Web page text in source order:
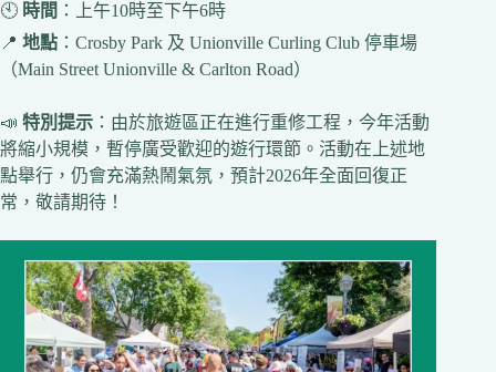
🕙 時間 ：上午10時至下午6時
📍 地點 ：Crosby Park 及 Unionville Curling Club 停車場
（Main Street Unionville & Carlton Road）
📣 特別提示 ：由於旅遊區正在進行重修工程，今年活動
將縮小規模，暫停廣受歡迎的遊行環節。活動在上述地
點舉行，仍會充滿熱鬧氣氛，預計2026年全面回復正
常，敬請期待！